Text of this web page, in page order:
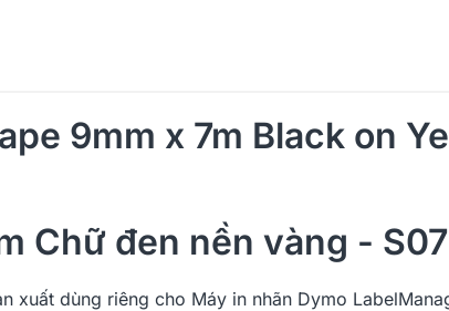
9mm x 7m Black on
Chữ đen nền vàng -
xuất dùng riêng cho Máy in nhãn Dymo